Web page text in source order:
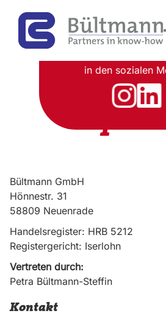
Share, Like &
in den sozialen
Bültmann GmbH
Hönnestr. 31
58809 Neuenrade
Handelsregister: HRB 5212
Registergericht: Iserlohn
Vertreten durch:
Petra Bültmann-Steffin
Kontakt